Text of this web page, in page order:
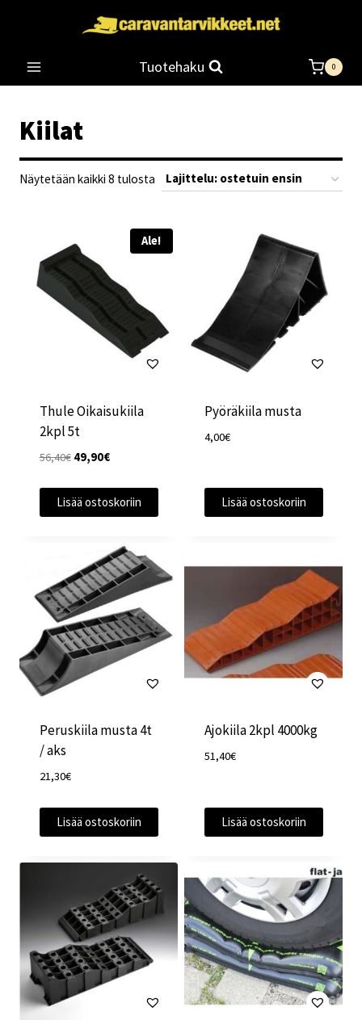
Tuotehaku 0
Kiilat
Näytetään kaikki 8 tulosta Suosituimmat
Ale!
Thule Oikaisukiila
2kpl 5t
56,40€ Alkuperäinen
49,90€Nykyinen
Lisää ostoskoriin
Pyöräkiila musta
4,00€
Lisää ostoskoriin
Peruskiila musta 4t
/ aks
21,30€
Lisää ostoskoriin
Ajokiila 2kpl 4000kg
51,40€
Lisää ostoskoriin